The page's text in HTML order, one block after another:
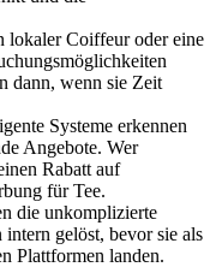
lokaler Coiffeur oder eine
dann, wenn sie Zeit
Systeme erkennen
Angebote. Wer
Rabatt auf
für Tee.
die unkomplizierte
gelöst, bevor sie als
Plattformen landen.